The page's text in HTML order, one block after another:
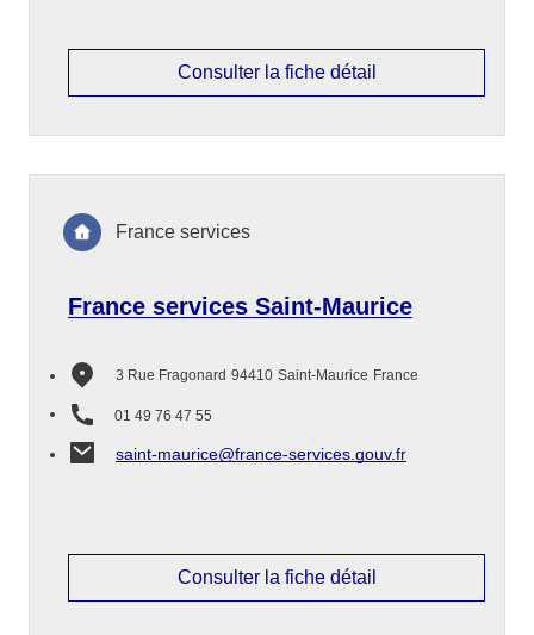
Consulter la fiche détail
France services Saint-Maurice
3 Rue Fragonard 94410 Saint-Maurice France
01 49 76 47 55
saint-maurice@france-services.gouv.fr
France services
Consulter la fiche détail